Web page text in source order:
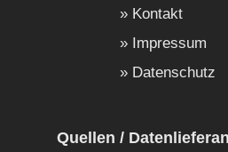
Kontakt
Impressum
Datenschutz
Quellen /